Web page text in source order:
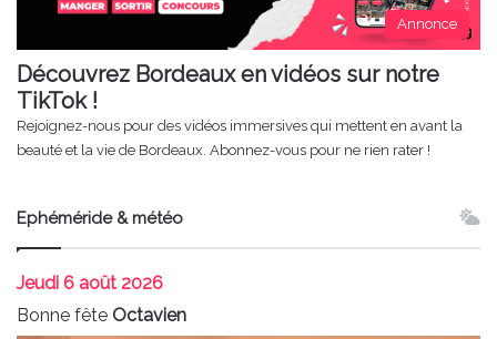
Annonce
Découvrez Bordeaux en vidéos sur notre
TikTok !
Rejoignez-nous pour des vidéos immersives qui mettent en avant la
beauté et la vie de Bordeaux. Abonnez-vous pour ne rien rater !
Ephéméride & météo
Jeudi 6 août 2026
Bonne fête Octavien